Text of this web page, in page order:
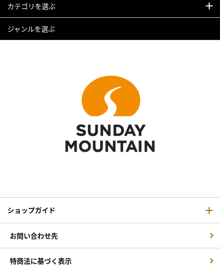
カテゴリを選ぶ
ジャンルを選ぶ
ショップガイド
お問い合わせ先
特商法に基づく表示